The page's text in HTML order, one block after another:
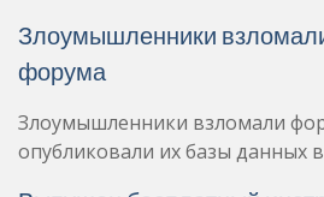
Злоумышленники
форума
Злоумышленники взломали
опубликовали их базы данных